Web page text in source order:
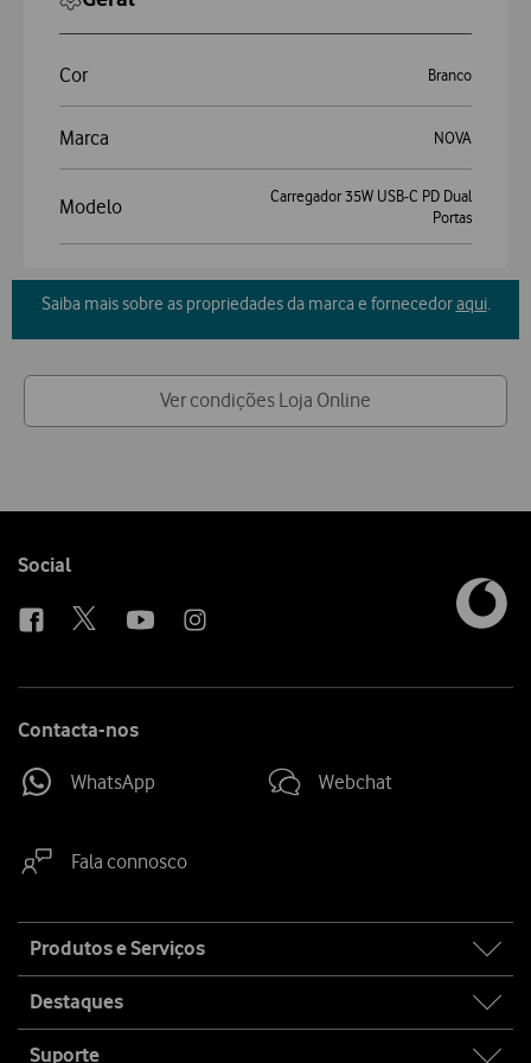
Cor Branco
Marca NOVA
Modelo
Carregador 35W USB-C PD Dual
Portas
Saiba mais sobre as propriedades da marca e fornecedoraqui.
Ver condições Loja Online
Follow
Social
Contacta-nos
WhatsApp Webchat
Fala connosco
map
Produtos e Serviços
Destaques
Suporte